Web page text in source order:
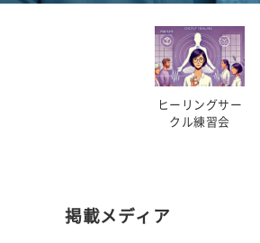
ヒーリングサー
クル練習会
掲載メディア